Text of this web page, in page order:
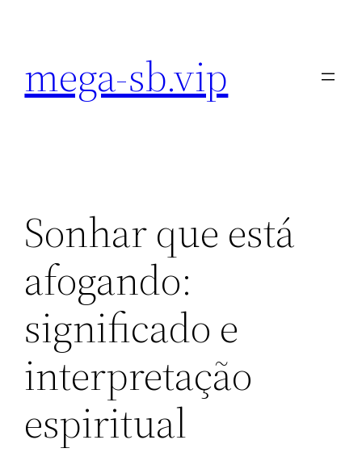
conteúdo
mega-sb.vip
Sonhar que está
afogando:
significado e
interpretação
espiritual